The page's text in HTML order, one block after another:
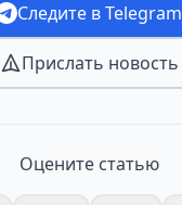
Следите в Telegram
Прислать новость
Оцените статью